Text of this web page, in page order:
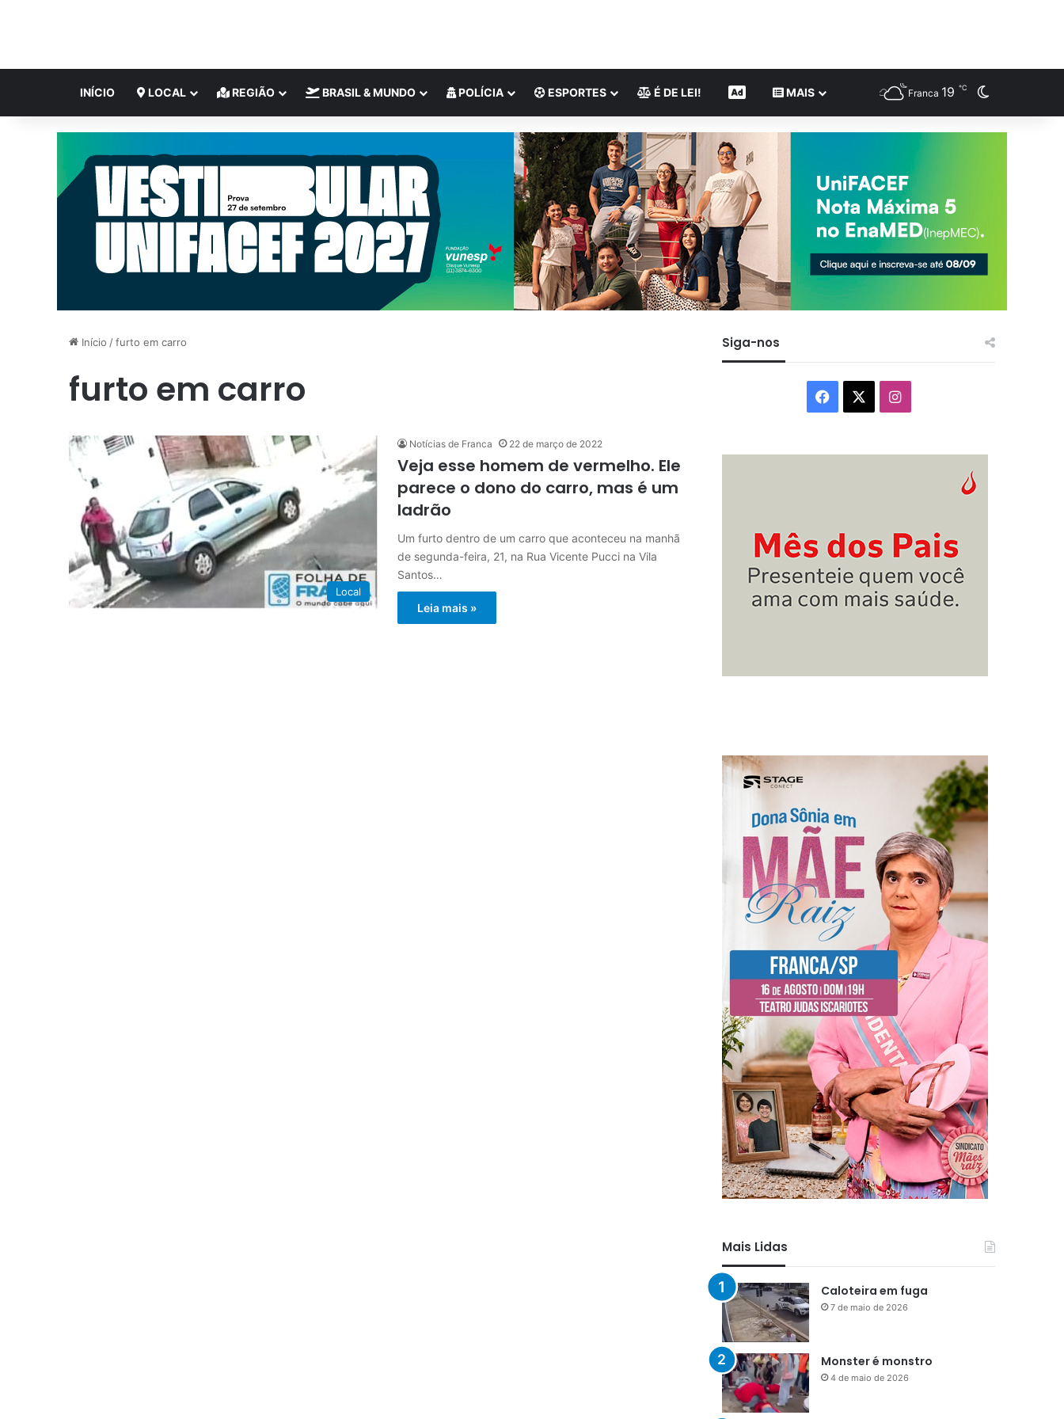
INÍCIO LOCAL REGIÃO BRASIL & MUNDO POLÍCIA ESPORTES É DE LEI! CONTEÚDO DE MARCA
MAIS Franca 19 ℃
Início /furto em carro
furto em carro
Local
Notícias de Franca 22 de março de 2022
Veja esse homem de vermelho. Ele
parece o dono do carro, mas é um
ladrão
Um furto dentro de um carro que aconteceu na manhã
de segunda-feira, 21, na Rua Vicente Pucci na Vila
Santos…
Leia mais »
Siga-nos
Facebook Instagram
Mais Lidas
Caloteira em fuga
7 de maio de 2026
Monster é monstro
4 de maio de 2026